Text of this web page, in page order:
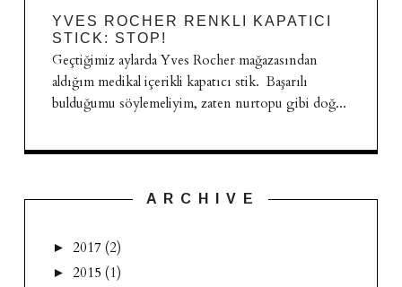
YVES ROCHER RENKLI KAPATICI
STICK: STOP!
Geçtiğimiz aylarda Yves Rocher mağazasından
aldığım medikal içerikli kapatıcı stik. Başarılı
bulduğumu söylemeliyim, zaten nurtopu gibi doğ...
A R C H I V E
► 2017 (2)
► 2015 (1)